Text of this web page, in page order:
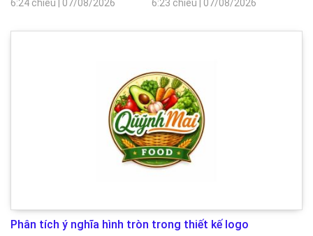
6:24 chiều 07/08/2026 6:23 chiều 07/08/2026
Phân tích ý nghĩa hình tròn trong thiết kế logo